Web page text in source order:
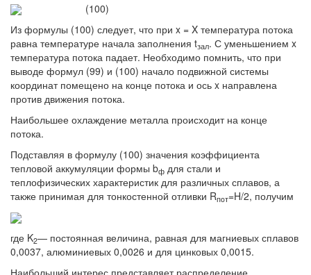
(100)
Из формулы (100) следует, что при x = X температура потока
равна температуре начала заполнения tзал. С уменьшением x
температура потока падает. Необходимо помнить, что при
выводе формул (99) и (100) начало подвижной системы
координат помещено на конце потока и ось x направлена
против движения потока.
Наибольшее охлаждение металла происходит на конце
потока.
Подставляя в формулу (100) значения коэффициента
тепловой аккумуляции формы bф для стали и
теплофизических характеристик для различных сплавов, а
также принимая для тонкостенной отливки Rпoт=H/2, получим
где K2— постоянная величина, равная для магниевых сплавов
0,0037, алюминиевых 0,0026 и для цинковых 0,0015.